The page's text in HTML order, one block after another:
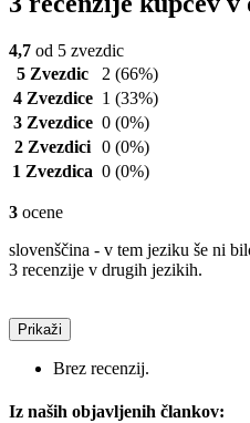
4,7 od 5 zvezdic
5 Zvezdic
2 (66%)
4 Zvezdice 1 (33%)
3 Zvezdice 0 (0%)
2 Zvezdici 0 (0%)
1 Zvezdica 0 (0%)
3 ocene
slovenščina - v tem jeziku še ni
3 recenzije v drugih jezikih.
Prikaži
Brez recenzij.
Iz naših objavljenih člankov: